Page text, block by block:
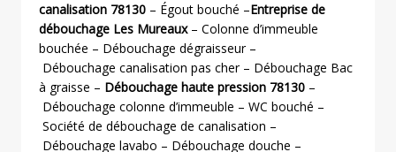
canalisation 78130 – Égout bouché –Entreprise de
débouchage Les Mureaux– Colonne d’immeuble
bouchée – Débouchage dégraisseur –
Débouchage canalisation pas cher – Débouchage Bac
à graisse – Débouchage haute pression 78130 –
Débouchage colonne d’immeuble – WC bouché –
Société de débouchage de canalisation –
Débouchage lavabo – Débouchage douche –